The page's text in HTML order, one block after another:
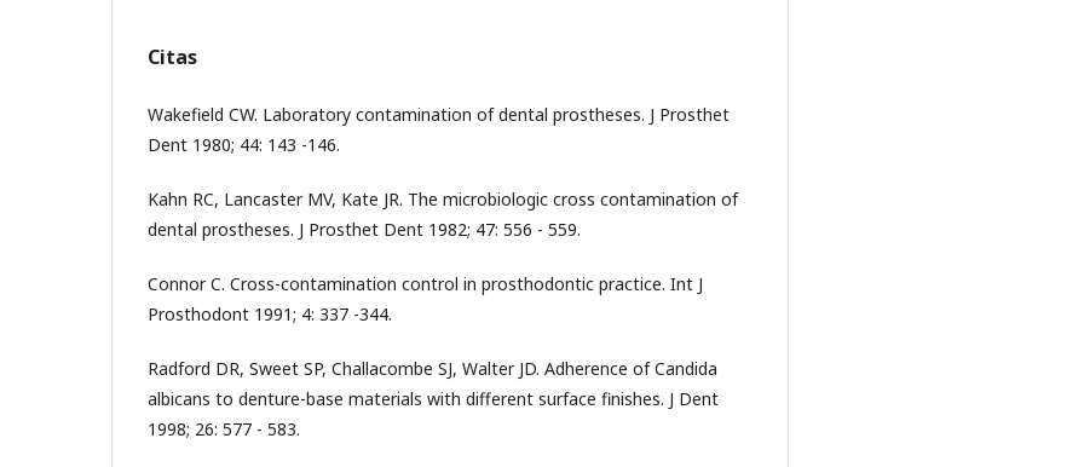
Citas
Wakefield CW. Laboratory contamination of dental prostheses. J Prosthet
Dent 1980; 44: 143 -146.
Kahn RC, Lancaster MV, Kate JR. The microbiologic cross contamination of
dental prostheses. J Prosthet Dent 1982; 47: 556 - 559.
Connor C. Cross-contamination control in prosthodontic practice. Int J
Prosthodont 1991; 4: 337 -344.
Radford DR, Sweet SP, Challacombe SJ, Walter JD. Adherence of Candida
albicans to denture-base materials with different surface finishes. J Dent
1998; 26: 577 - 583.